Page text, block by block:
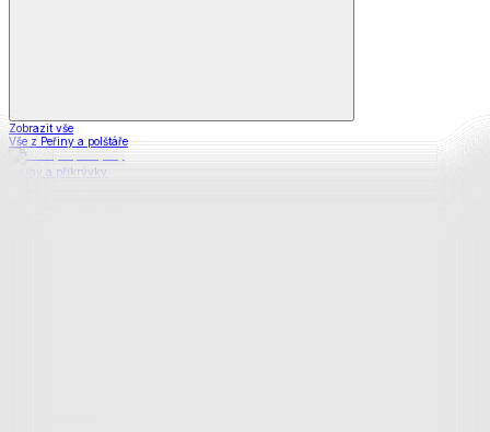
Zobrazit vše
Vše z Peřiny a polštáře
Peřiny a přikrývky